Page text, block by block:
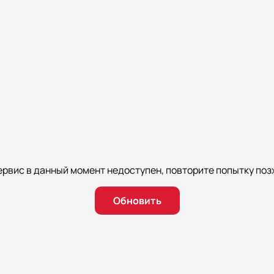
в данный момент недоступен, повторите попытку
Обновить